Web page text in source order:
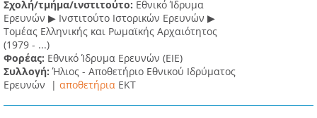
Σχολή/τμήμα/ινστιτούτο: Εθνικό Ίδρυμα
Ερευνών ▶ Ινστιτούτο Ιστορικών Ερευνών ▶
Τομέας Ελληνικής και Ρωμαϊκής Αρχαιότητος
(1979 - ...)
Φορέας: Εθνικό Ίδρυμα Ερευνών (ΕΙΕ)
Συλλογή:Ήλιος - Αποθετήριο Εθνικού Ιδρύματος
Ερευνών | αποθετήρια EKT